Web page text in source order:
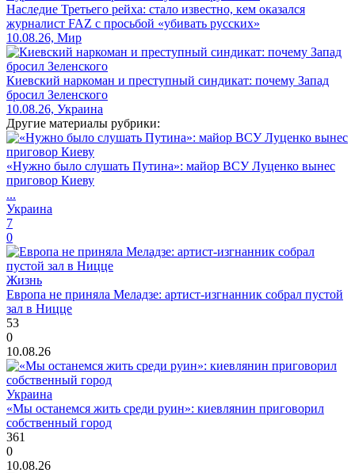
Наследие Третьего рейха: стало известно, кем оказался
журналист FAZ с просьбой «убивать русских»
10.08.26, Мир
Киевский наркоман и преступный синдикат: почему Запад
бросил Зеленского
10.08.26, Украина
Другие материалы рубрики:
«Нужно было слушать Путина»: майор ВСУ Луценко вынес
приговор Киеву
...
Украина
7
0
Жизнь
Европа не приняла Меладзе: артист-изгнанник собрал пустой
зал в Ницце
53
0
10.08.26
Украина
«Мы останемся жить среди руин»: киевлянин приговорил
собственный город
361
0
10.08.26